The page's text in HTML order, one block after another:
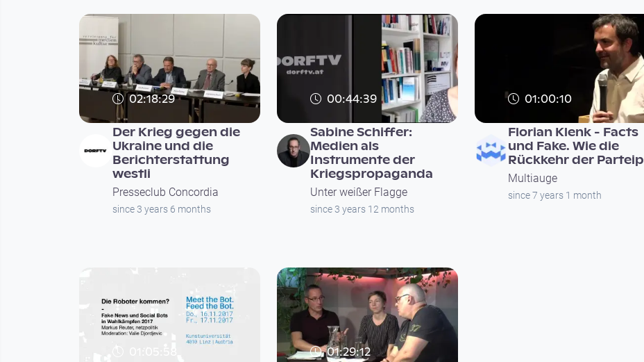
02:18:29
Der Krieg gegen die
Ukraine und die
Berichterstattung
westli
Presseclub Concordia
since 3 years 6 months
00:44:39
Sabine Schiffer:
Medien als
Instrumente der
Kriegspropaganda
Unter weißer Flagge
since 3 years 12 months
01:00:10
Florian Klenk - Facts
und Fake. Wie die
Rückkehr der Parteip
Multiauge
since 7 years 1 month
01:29:12